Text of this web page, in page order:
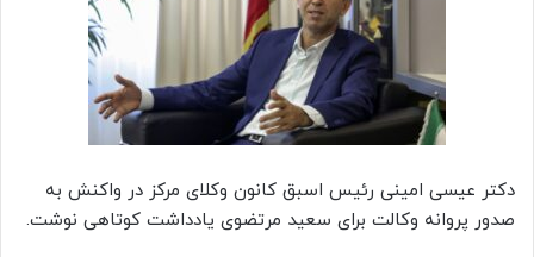
دکتر عیسی امینی رئیس اسبق کانون وکلای مرکز در واکنش به
صدور پروانه وکالت برای سعید مرتضوی یادداشت کوتاهی نوشت.